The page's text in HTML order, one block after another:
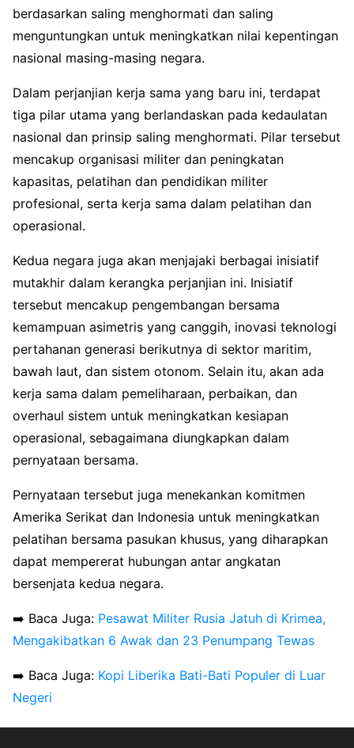
berdasarkan saling menghormati dan saling
menguntungkan untuk meningkatkan nilai kepentingan
nasional masing-masing negara.
Dalam perjanjian kerja sama yang baru ini, terdapat
tiga pilar utama yang berlandaskan pada kedaulatan
nasional dan prinsip saling menghormati. Pilar tersebut
mencakup organisasi militer dan peningkatan
kapasitas, pelatihan dan pendidikan militer
profesional, serta kerja sama dalam pelatihan dan
operasional.
Kedua negara juga akan menjajaki berbagai inisiatif
mutakhir dalam kerangka perjanjian ini. Inisiatif
tersebut mencakup pengembangan bersama
kemampuan asimetris yang canggih, inovasi teknologi
pertahanan generasi berikutnya di sektor maritim,
bawah laut, dan sistem otonom. Selain itu, akan ada
kerja sama dalam pemeliharaan, perbaikan, dan
overhaul sistem untuk meningkatkan kesiapan
operasional, sebagaimana diungkapkan dalam
pernyataan bersama.
Pernyataan tersebut juga menekankan komitmen
Amerika Serikat dan Indonesia untuk meningkatkan
pelatihan bersama pasukan khusus, yang diharapkan
dapat mempererat hubungan antar angkatan
bersenjata kedua negara.
➡️ Baca Juga: Pesawat Militer Rusia Jatuh di Krimea,
Mengakibatkan 6 Awak dan 23 Penumpang Tewas
➡️ Baca Juga: Kopi Liberika Bati-Bati Populer di Luar
Negeri